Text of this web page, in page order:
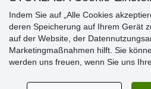
Indem Sie auf „Alle Cookies
deren Speicherung auf Ihrem Gerät
auf der Website, der
Marketingmaßnahmen hilft. Sie
werden uns freuen, wenn Sie uns